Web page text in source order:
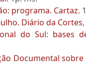
programa. Cartaz.
Diário da Cortes
do Sul: bases
Documental